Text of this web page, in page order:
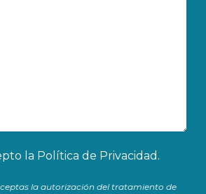
la Política de Privacidad .
la autorización del tratamiento de